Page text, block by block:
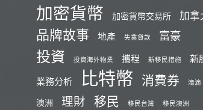
加密貨幣 加密貨幣交易所 加拿
品牌故事 地產 失業貸款 富豪
投資 投資海外物業 攜程 新移民措施
新
業務分析
比特幣 消費券 滴滴
澳洲 理財 移民 移民台灣 移民澳洲